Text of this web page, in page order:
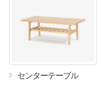
センターテーブル